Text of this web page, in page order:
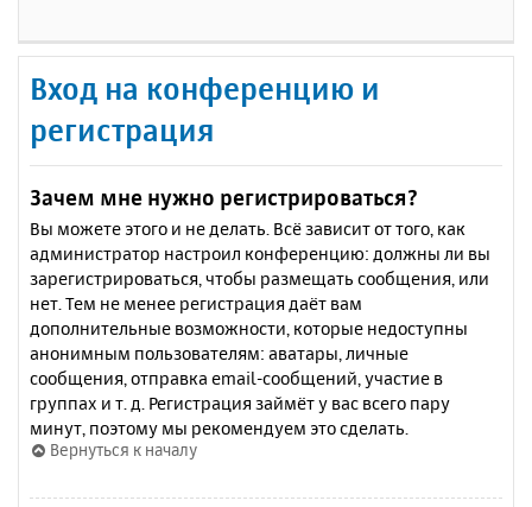
Вход на конференцию и
регистрация
Зачем мне нужно регистрироваться?
Вы можете этого и не делать. Всё зависит от того, как
администратор настроил конференцию: должны ли вы
зарегистрироваться, чтобы размещать сообщения, или
нет. Тем не менее регистрация даёт вам
дополнительные возможности, которые недоступны
анонимным пользователям: аватары, личные
сообщения, отправка email-сообщений, участие в
группах и т. д. Регистрация займёт у вас всего пару
минут, поэтому мы рекомендуем это сделать.
Вернуться к началу